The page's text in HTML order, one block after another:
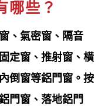
顧客至上用心傾聽
化服務
哪些？
、氣密窗、隔音
定窗、推射窗、橫
倒窗等鋁門窗。按
門窗、落地鋁門